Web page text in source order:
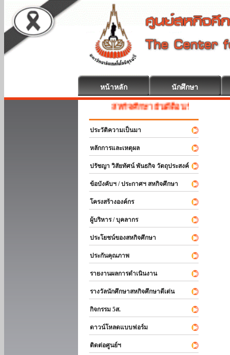
หน้าหลัก นักศึกษา
สหกิจศึกษา ยินดีต้อนรับ
ประวัติความเป็นมา
หลักการและเหตุผล
ปรัชญา วิสัยทัศน์ พันธกิจ วัตถุประสงค์
ข้อบังคับฯ / ประกาศฯ สหกิจศึกษา
โครงสร้างองค์กร
ผู้บริหาร / บุคลากร
ประโยชน์ของสหกิจศึกษา
ประกันคุณภาพ
รายงานผลการดำเนินงาน
รางวัลนักศึกษาสหกิจศึกษาดีเด่น
กิจกรรม 5ส.
ดาวน์โหลดแบบฟอร์ม
ติดต่อศูนย์ฯ